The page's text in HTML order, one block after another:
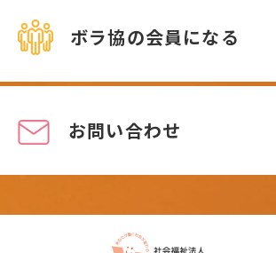
ボラ協の会員になる
お問い合わせ